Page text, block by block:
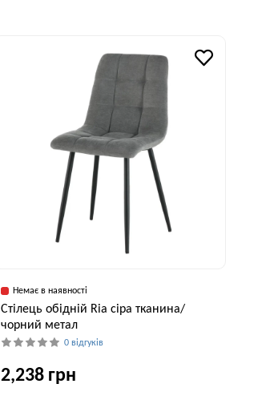
86 см
Немає в наявності
Cтілець обідній Ria сіра тканина/
чорний метал
0 відгуків
2,238 грн